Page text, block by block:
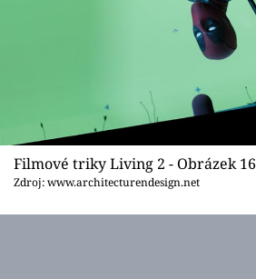
Filmové triky Living 2 - Obrázek 16
Zdroj: www.architecturendesign.net